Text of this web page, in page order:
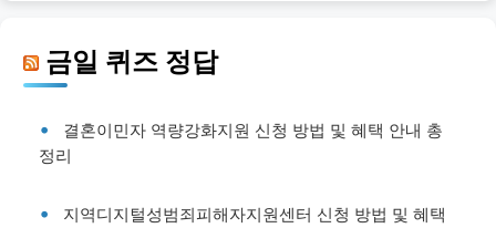
금일 퀴즈 정답
결혼이민자 역량강화지원 신청 방법 및 혜택 안내 총
정리
지역디지털성범죄피해자지원센터 신청 방법 및 혜택